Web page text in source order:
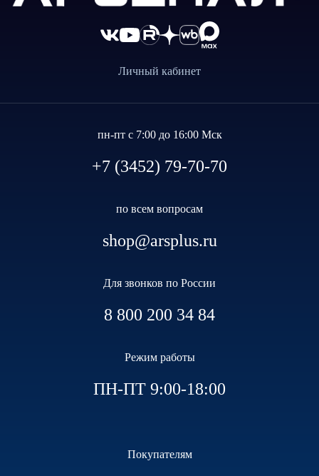
Личный кабинет
пн-пт с 7:00 до 16:00 Мск
+7 (3452) 79-70-70
по всем вопросам
shop@arsplus.ru
Для звонков по России
8 800 200 34 84
Режим работы
ПН-ПТ 9:00-18:00
Покупателям